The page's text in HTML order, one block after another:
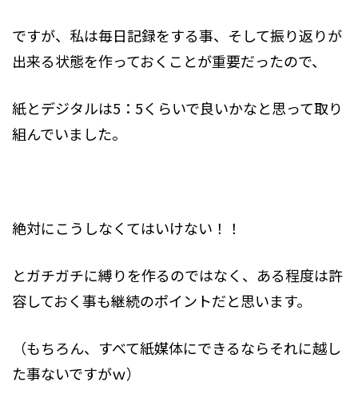
ですが、私は毎日記録をする事、そして振り返りが
出来る状態を作っておくことが重要だったので、
紙とデジタルは5：5くらいで良いかなと思って取り
組んでいました。
絶対にこうしなくてはいけない！！
とガチガチに縛りを作るのではなく、ある程度は許
容しておく事も継続のポイントだと思います。
（もちろん、すべて紙媒体にできるならそれに越し
た事ないですがｗ）